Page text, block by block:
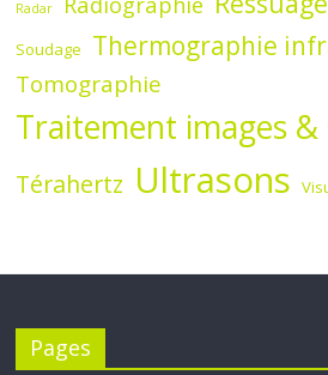
Radar
Soudage Thermographie
Tomographie
Traitement images &
Térahertz Ultrasons
Pages